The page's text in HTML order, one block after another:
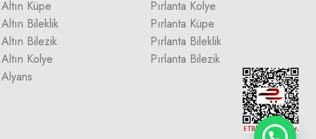
Altın Küpe
Altın Bileklik
Altın Bilezik
Altın Kolye
Alyans
Pırlanta Kolye
Pırlanta Küpe
Pırlanta Bileklik
Pırlanta Bilezik